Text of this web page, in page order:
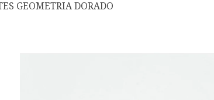
GEOMETRIA DORADO